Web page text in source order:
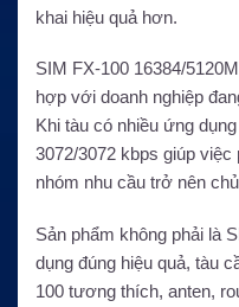
khai hiệu quả hơn.
SIM FX-100 16384/
hợp với doanh nghiệp
Khi tàu có nhiều ứng
3072/3072 kbps giúp việc
nhóm nhu cầu trở nên
Sản phẩm không phải là
dụng đúng hiệu quả, tàu
100 tương thích, anten,